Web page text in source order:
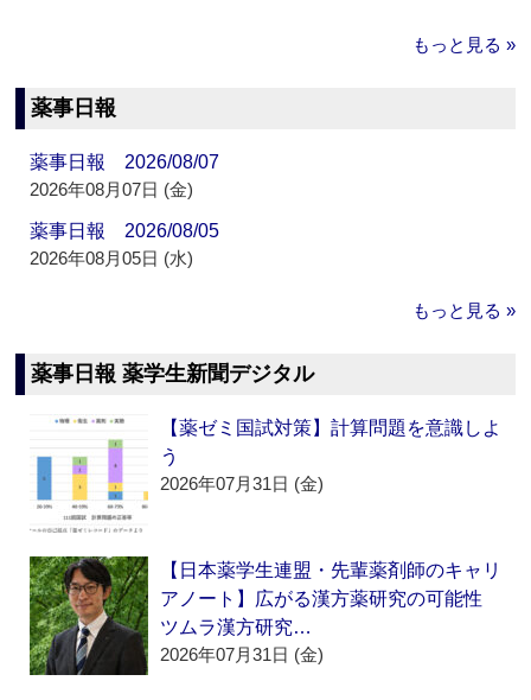
もっと見る »
薬事日報
薬事日報 2026/08/07
2026年08月07日 (金)
薬事日報 2026/08/05
2026年08月05日 (水)
もっと見る »
薬事日報 薬学生新聞デジタル
【薬ゼミ国試対策】計算問題を意識しよ
う
2026年07月31日 (金)
【日本薬学生連盟・先輩薬剤師のキャリ
アノート】広がる漢方薬研究の可能性
ツムラ漢方研究…
2026年07月31日 (金)